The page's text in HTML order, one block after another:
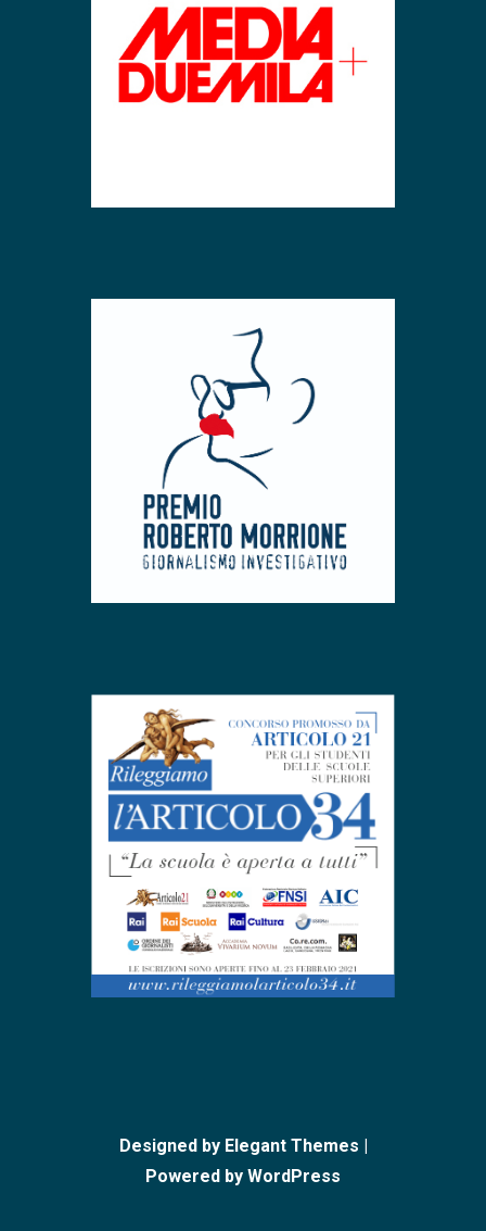
Designed by Elegant Themes
Powered by WordPress